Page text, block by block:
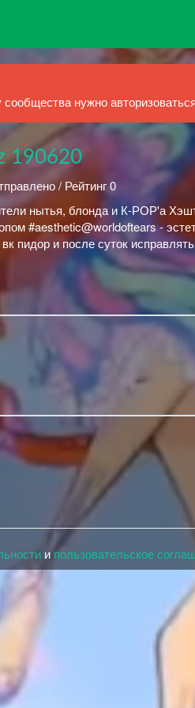
нужно
190620
/ Рейтинг 0
нытья, блонда и К-РОР'а
#aesthetic@worldoftears -
пидор и после суток
ипользовательское